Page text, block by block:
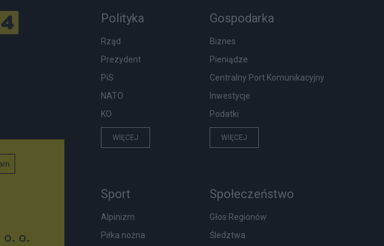
Polityka
Rząd
Prezydent
PiS
NATO
KO
WIĘCEJ
Gospodarka
Biznes
Pieniądze
Centralny Port Komunikacyjny
Inwestycje
Podatki
WIĘCEJ
Sport
Alpinizm
Piłka nożna
Społeczeństwo
Głos Regionów
Śledztwa
o. o.